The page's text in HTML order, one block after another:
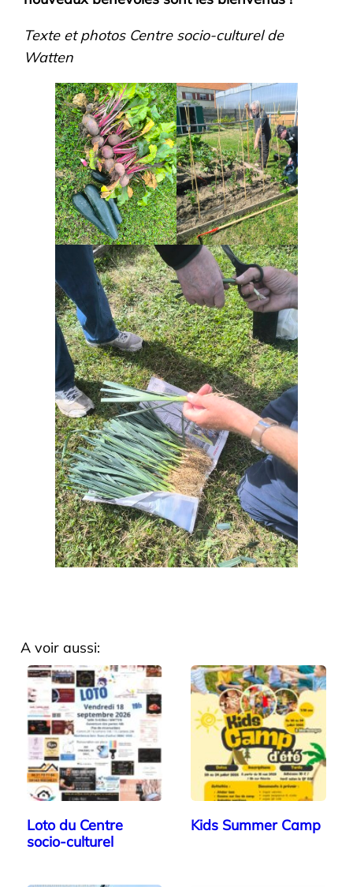
Texte et photos Centre socio-culturel de
Watten
A voir aussi:
Loto du Centre
socio-culturel
Kids Summer Camp